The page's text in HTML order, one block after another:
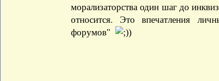
морализаторства один шаг до
относится. Это впечатления
форумов"
)